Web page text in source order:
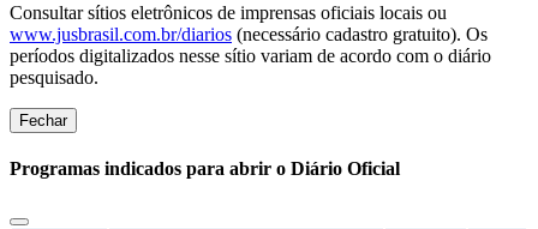
Consultar sítios eletrônicos de imprensas oficiais locais ou
www.jusbrasil.com.br/diarios (necessário cadastro gratuito). Os
períodos digitalizados nesse sítio variam de acordo com o diário
pesquisado.
Fechar
Programas indicados para abrir o Diário Oficial